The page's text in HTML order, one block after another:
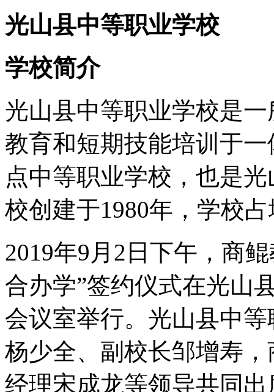
光山县中等职业学校
学校简介
光山县中等职业学校是
教育和短期技能培训于
点中等职业学校，也是
校创建于1980年，学校
2019年9月2日下午，商
合办学”签约仪式在光山
会议室举行。光山县中
杨少全、副校长邹增寿
经理宋成龙等领导共同